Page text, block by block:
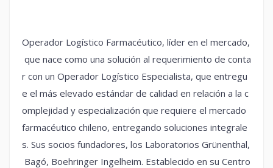
Operador Logístico Farmacéutico, líder en el mercado,
que nace como una solución al requerimiento de conta
r con un Operador Logístico Especialista, que entregu
e el más elevado estándar de calidad en relación a la c
omplejidad y especialización que requiere el mercado
farmacéutico chileno, entregando soluciones integrale
s. Sus socios fundadores, los Laboratorios Grünenthal,
Bagó, Boehringer Ingelheim. Establecido en su Centro